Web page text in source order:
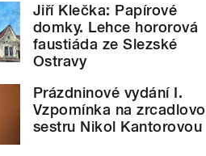
Jiří Klečka: Papírové
domky. Lehce hororová
faustiáda ze Slezské
Ostravy
Prázdninové vydání I.
Vzpomínka na
sestru Nikol Kantorovou